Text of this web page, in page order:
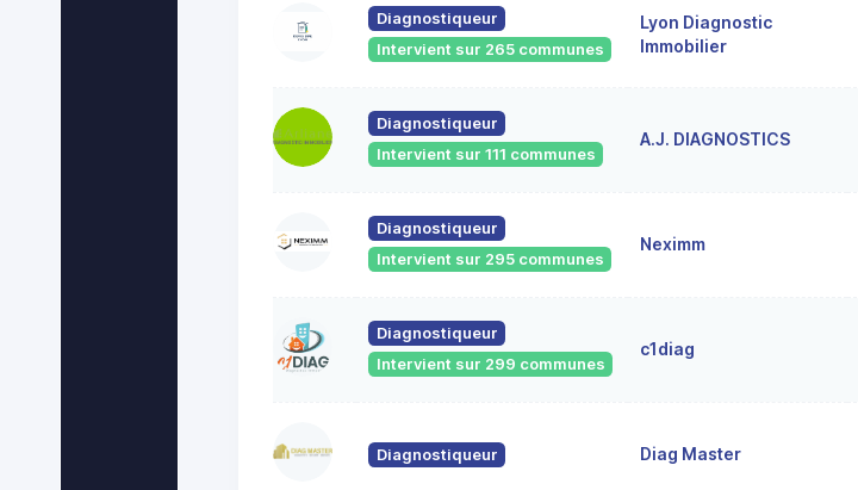
Diagnostiqueur
Intervient sur 265 communes
Lyon Diagnostic
Immobilier
Diagnostiqueur
Intervient sur 111 communes
A.J. DIAGNOSTICS
Diagnostiqueur
Intervient sur 295 communes
Neximm
Diagnostiqueur
Intervient sur 299 communes
c1diag
Diagnostiqueur Diag Master